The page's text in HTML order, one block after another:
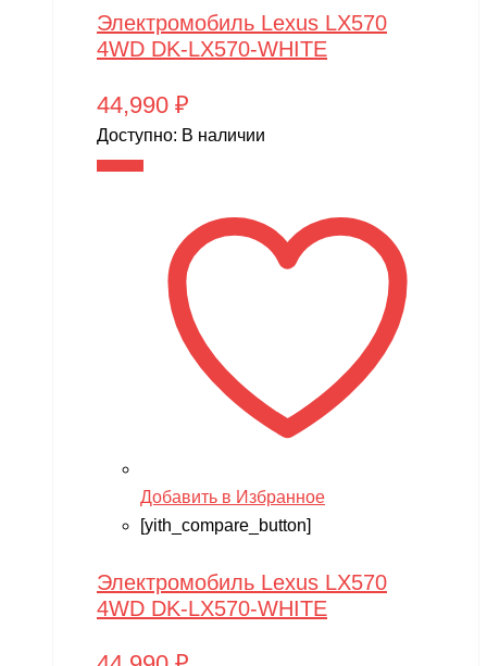
Электромобиль Lexus LX570
4WD DK-LX570-WHITE
44,990 ₽
Доступно: В наличии
Добавить в Избранное
[yith_compare_button]
Электромобиль Lexus LX570
4WD DK-LX570-WHITE